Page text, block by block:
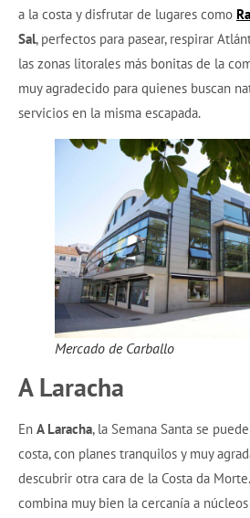
a la costa y disfrutar de lugares como
Sal, perfectos para pasear, respirar
las zonas litorales más bonitas de la
muy agradecido para quienes buscan
servicios en la misma escapada.
Mercado de Carballo
A Laracha
En A Laracha, la Semana Santa se
costa, con planes tranquilos y muy
descubrir otra cara de la Costa da
combina muy bien la cercanía a